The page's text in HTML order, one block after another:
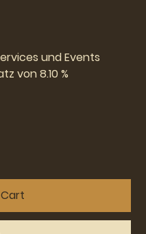
und Events
von 8.10 %